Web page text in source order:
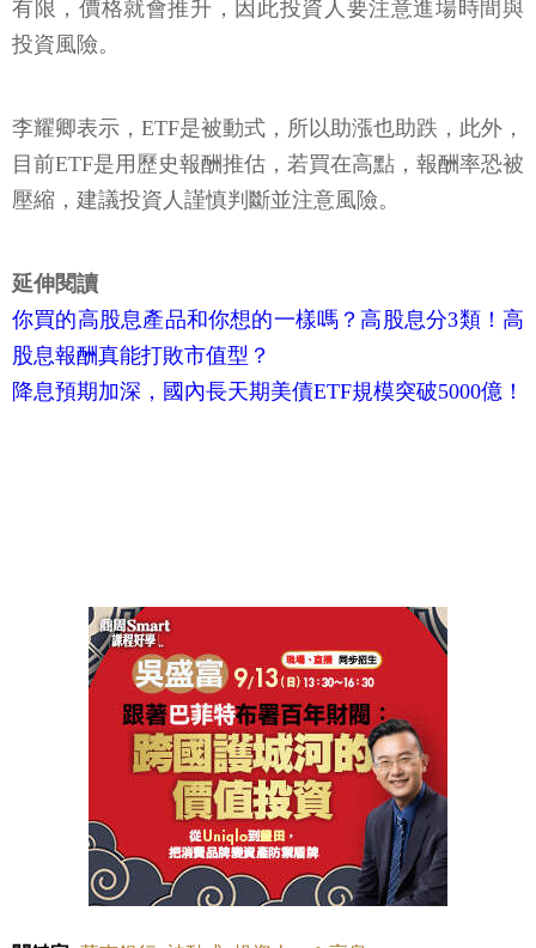
有限，價格就會推升，因此投資人要注意進場時間與
投資風險。
李耀卿表示，ETF是被動式，所以助漲也助跌，此外，
目前ETF是用歷史報酬推估，若買在高點，報酬率恐被
壓縮，建議投資人謹慎判斷並注意風險。
延伸閱讀
你買的高股息產品和你想的一樣嗎？高股息分3類！高
股息報酬真能打敗市值型？
降息預期加深，國內長天期美債ETF規模突破5000億！